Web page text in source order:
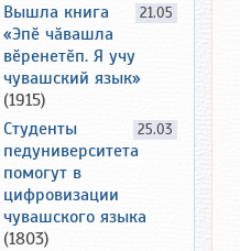
21.05
Вышла книга
«Эпӗ чӑвашла
вӗренетӗп. Я учу
чувашский язык»
(1915)
25.03
Студенты
педуниверситета
помогут в
цифровизации
чувашского языка
(1803)